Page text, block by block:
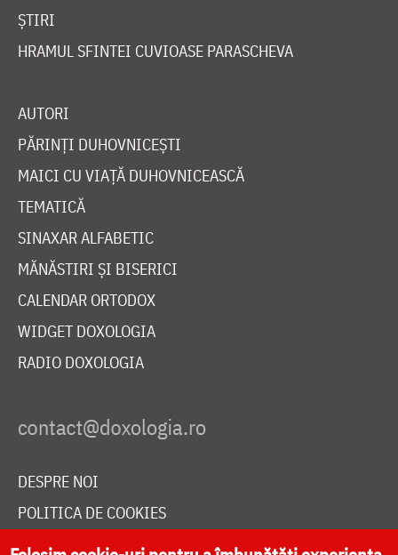
ȘTIRI
HRAMUL SFINTEI CUVIOASE PARASCHEVA
AUTORI
PĂRINȚI DUHOVNICEȘTI
MAICI CU VIAȚĂ DUHOVNICEASCĂ
TEMATICĂ
SINAXAR ALFABETIC
MĂNĂSTIRI ȘI BISERICI
CALENDAR ORTODOX
WIDGET DOXOLOGIA
RADIO DOXOLOGIA
DESPRE NOI
POLITICA DE COOKIES
DONEAZĂ ONLINE PENTRU CATEDRALA NAȚIONALĂ